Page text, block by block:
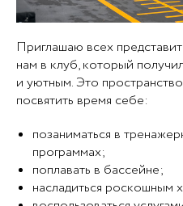
Приглашаю всех
нам в клуб, который
и уютным. Это
посвятить время себе:
позаниматься в
программах;
поплавать в бассейне;
насладиться роскошным